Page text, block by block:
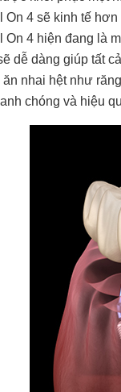
On 4 sẽ kinh tế
On 4 hiện đang là
dễ dàng giúp tất
nhai hệt như
chóng và hiệu